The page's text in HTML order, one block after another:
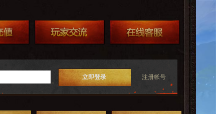
立即登录 注册帐号